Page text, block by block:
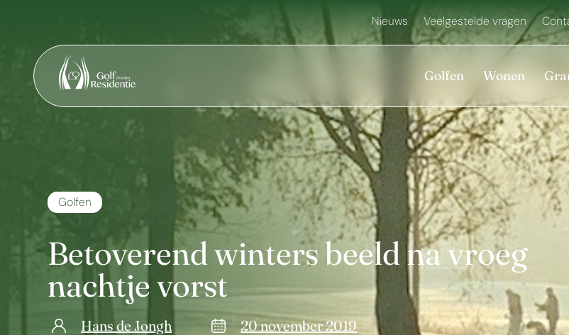
Nieuws Veelgestelde vragen
Golfen Wonen
Golfen
Betoverend winters beeld na vroeg
nachtje vorst
Hans de Jongh 20 november 2019